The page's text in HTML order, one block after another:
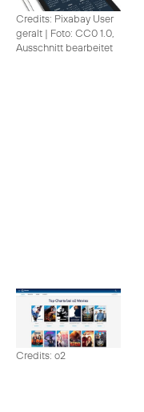
Credits: Pixabay User
geralt | Foto: CC0 1.0,
Ausschnitt bearbeitet
Credits: o2